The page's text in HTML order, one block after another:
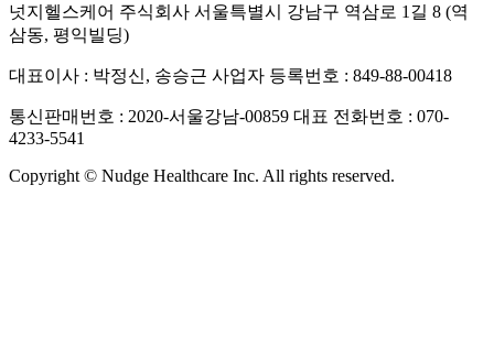
넛지헬스케어 주식회사 서울특별시 강남구 역삼로 1길 8 (역
삼동, 평익빌딩)
대표이사 : 박정신, 송승근 사업자 등록번호 : 849-88-00418
통신판매번호 : 2020-서울강남-00859 대표 전화번호 : 070-
4233-5541
Copyright © Nudge Healthcare Inc. All rights reserved.